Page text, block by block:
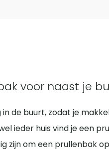
voor naast je
de buurt, zodat je
ieder huis vind je een
zijn om een prullenbak